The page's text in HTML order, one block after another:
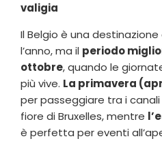
valigia
Il Belgio è una
l’anno, ma il periodo
ottobre, quando le
più vive. La primavera
per passeggiare tra i canali
fiore di Bruxelles, mentre
è perfetta per eventi